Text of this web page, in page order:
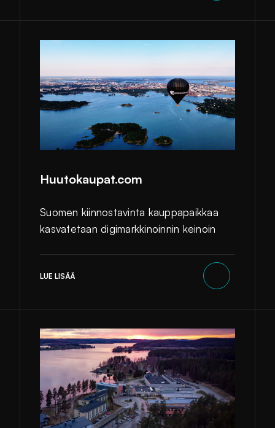
Huutokaupat.com
Suomen kiinnostavinta kauppapaikkaa
kasvatetaan digimarkkinoinnin keinoin
LUE LISÄÄ